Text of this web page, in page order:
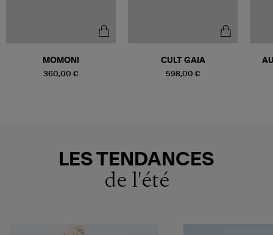
360,00 €
MOMONI
598,00 €
CULT GAIA
LES TENDANCES
de l'été